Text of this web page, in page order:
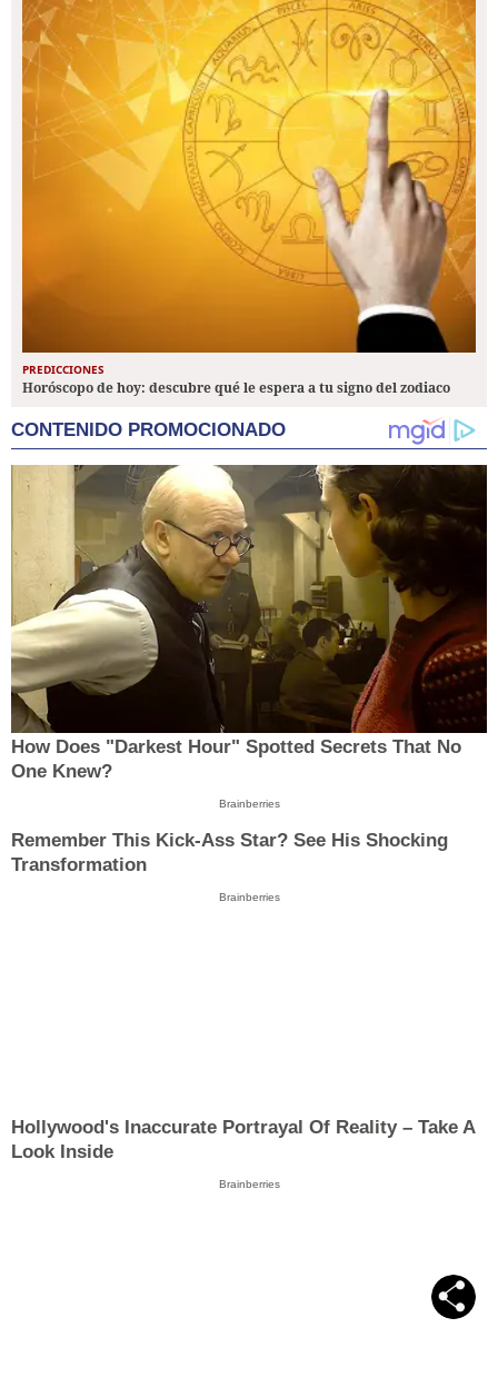
PREDICCIONES
Horóscopo de hoy: descubre qué le espera a tu signo del zodiaco
CONTENIDO PROMOCIONADO
How Does "Darkest Hour" Spotted Secrets That No
One Knew?
Brainberries
Remember This Kick-Ass Star? See His Shocking
Transformation
Brainberries
Hollywood's Inaccurate Portrayal Of Reality – Take A
Look Inside
Brainberries